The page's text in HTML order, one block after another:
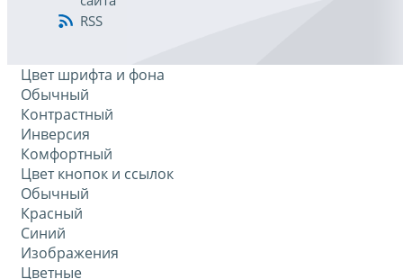
RSS
Цвет шрифта и фона
Обычный
Контрастный
Инверсия
Комфортный
Цвет кнопок и ссылок
Обычный
Красный
Синий
Изображения
Цветные